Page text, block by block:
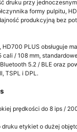
druku przy
formy pulpitu,
produkcyjną bez
PLUS obsługuje
/ 108 mm,
5.2 / BLE oraz
TSPL i DPL.
prędkości do 8 ips /
etykiet o dużej